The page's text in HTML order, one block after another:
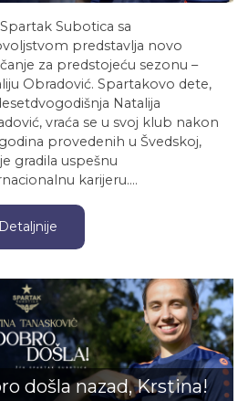
Subotica sa
predstavlja novo
za predstojeću sezonu –
Obradović. Spartakovo dete,
Natalija
vraća se u svoj klub nakon
provedenih u Švedskoj,
gradila uspešnu
karijeru.…
Detaljnije
došla nazad, Krstina!